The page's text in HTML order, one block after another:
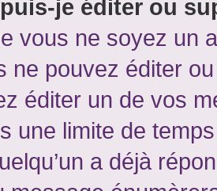
je éditer ou
vous ne soyez un
ne pouvez éditer
éditer un de vos
une limite de
a déjà